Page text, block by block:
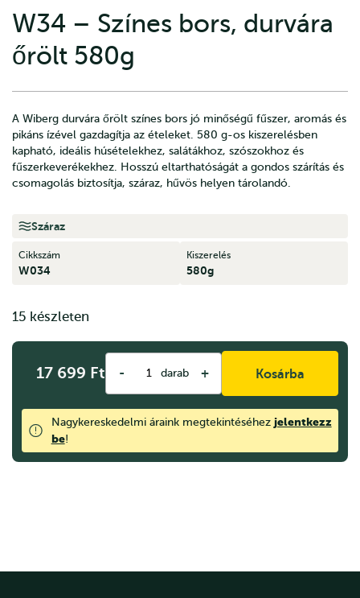
W34 – Színes bors, durvára
őrölt 580g
A Wiberg durvára őrölt színes bors jó minőségű fűszer, aromás és
pikáns ízével gazdagítja az ételeket. 580 g-os kiszerelésben
kapható, ideális húsételekhez, salátákhoz, szószokhoz és
fűszerkeverékekhez. Hosszú eltarthatóságát a gondos szárítás és
csomagolás biztosítja, száraz, hűvös helyen tárolandó.
Száraz
Cikkszám
W034
Kiszerelés
580g
15 készleten
17 699 Ft - darab + Kosárba
Nagykereskedelmi áraink megtekintéséhez jelentkezz
be!